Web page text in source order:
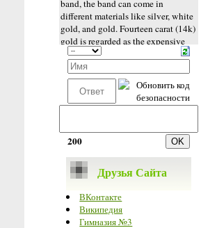
200
Друзья Сайта
ВКонтакте
Википедия
Гимназия №3